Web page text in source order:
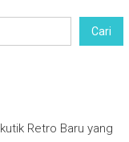
Cari
Retro Baru yang